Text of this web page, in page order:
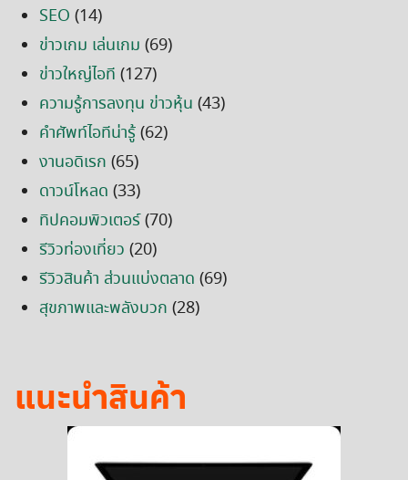
SEO (14)
ข่าวเกม เล่นเกม (69)
ข่าวใหญ่ไอที (127)
ความรู้การลงทุน ข่าวหุ้น (43)
คำศัพท์ไอทีน่ารู้(62)
งานอดิเรก (65)
ดาวน์โหลด (33)
ทิปคอมพิวเตอร์(70)
รีวิวท่องเที่ยว (20)
รีวิวสินค้า ส่วนแบ่งตลาด (69)
สุขภาพและพลังบวก (28)
แนะนำสินค้า